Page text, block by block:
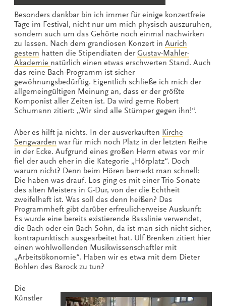
Besonders dankbar bin ich immer für einige konzertfreie
Tage im Festival, nicht nur um mich physisch auszuruhen,
sondern auch um das Gehörte noch einmal nachwirken
zu lassen. Nach dem grandiosen Konzert in Aurich
gestern hatten die Stipendiaten derGustav-Mahler-
Akademie natürlich einen etwas erschwerten Stand. Auch
das reine Bach-Programm ist sicher
gewöhnungsbedürftig. Eigentlich schließe ich mich der
allgemeingültigen Meinung an, dass er der größte
Komponist aller Zeiten ist. Da wird gerne Robert
Schumann zitiert: „Wir sind alle Stümper gegen ihn!“.
Aber es hilft ja nichts. In der ausverkauften Kirche
Sengwarden war für mich noch Platz in der letzten Reihe
in der Ecke. Aufgrund eines großen Herrn etwas vor mir
fiel der auch eher in die Kategorie „Hörplatz“. Doch
warum nicht? Denn beim Hören bemerkt man schnell:
Die haben was drauf. Los ging es mit einer Trio-Sonate
des alten Meisters in G-Dur, von der die Echtheit
zweifelhaft ist. Was soll das denn heißen? Das
Programmheft gibt darüber erfreulicherweise Auskunft:
Es wurde eine bereits existierende Basslinie verwendet,
die Bach oder ein Bach-Sohn, da ist man sich nicht sicher,
kontrapunktisch ausgearbeitet hat. Ulf Brenken zitiert hier
einen wohlwollenden Musikwissenschaftler mit
„Arbeitsökonomie“. Haben wir es etwa mit dem Dieter
Bohlen des Barock zu tun?
Die
Künstler